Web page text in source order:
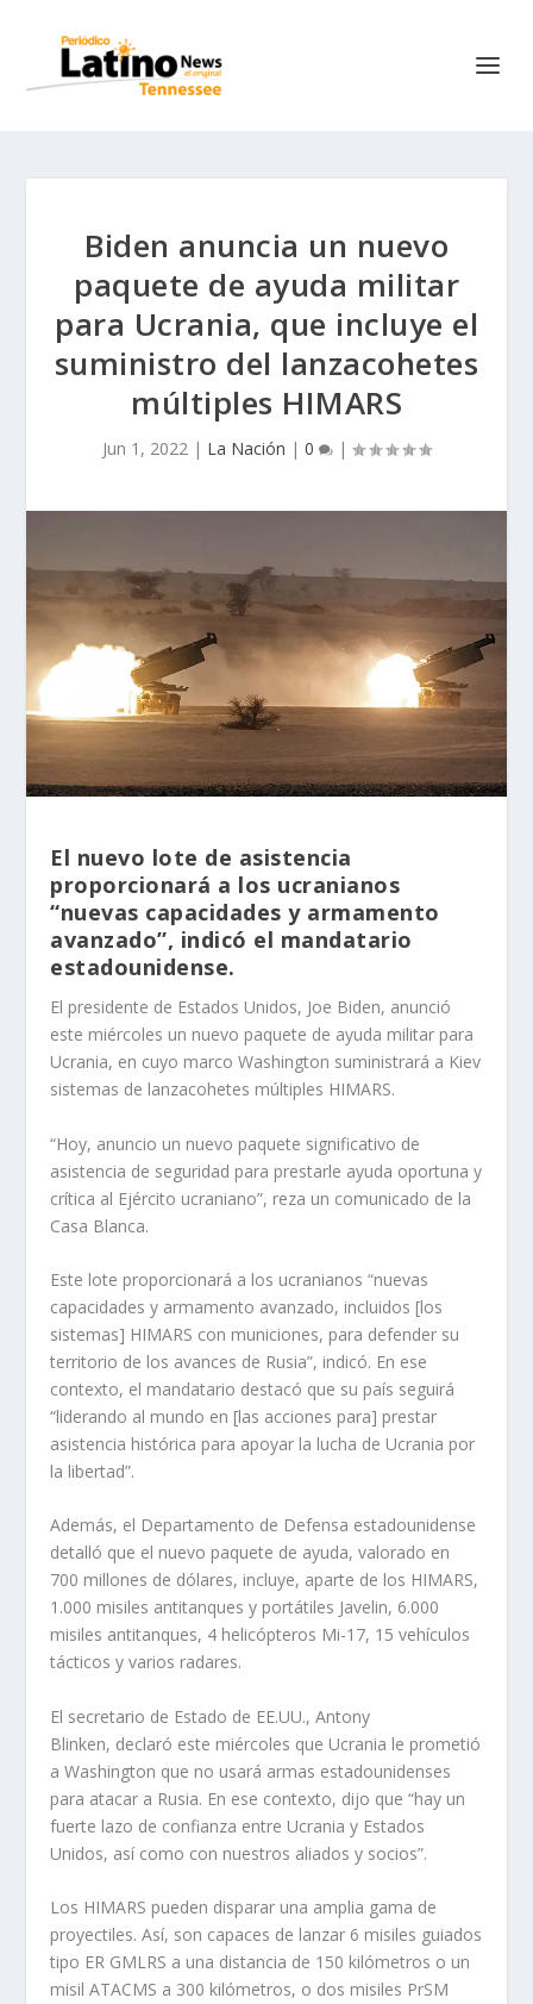
Biden anuncia un nuevo
paquete de ayuda militar
para Ucrania, que incluye el
suministro del lanzacohetes
múltiples HIMARS
Jun 1, 2022 | La Nación | 0 |
El nuevo lote de asistencia
proporcionará a los ucranianos
“nuevas capacidades y armamento
avanzado”, indicó el mandatario
estadounidense.
El presidente de Estados Unidos, Joe Biden, anunció
este miércoles un nuevo paquete de ayuda militar para
Ucrania, en cuyo marco Washington suministrará a Kiev
sistemas de lanzacohetes múltiples HIMARS.
“Hoy, anuncio un nuevo paquete significativo de
asistencia de seguridad para prestarle ayuda oportuna y
crítica al Ejército ucraniano”, reza un comunicado de la
Casa Blanca.
Este lote proporcionará a los ucranianos “nuevas
capacidades y armamento avanzado, incluidos [los
sistemas] HIMARS con municiones, para defender su
territorio de los avances de Rusia”, indicó. En ese
contexto, el mandatario destacó que su país seguirá
“liderando al mundo en [las acciones para] prestar
asistencia histórica para apoyar la lucha de Ucrania por
la libertad”.
Además, el Departamento de Defensa estadounidense
detalló que el nuevo paquete de ayuda, valorado en
700 millones de dólares, incluye, aparte de los HIMARS,
1.000 misiles antitanques y portátiles Javelin, 6.000
misiles antitanques, 4 helicópteros Mi-17, 15 vehículos
tácticos y varios radares.
El secretario de Estado de EE.UU., Antony
Blinken, declaró este miércoles que Ucrania le prometió
a Washington que no usará armas estadounidenses
para atacar a Rusia. En ese contexto, dijo que “hay un
fuerte lazo de confianza entre Ucrania y Estados
Unidos, así como con nuestros aliados y socios”.
Los HIMARS pueden disparar una amplia gama de
proyectiles. Así, son capaces de lanzar 6 misiles guiados
tipo ER GMLRS a una distancia de 150 kilómetros o un
misil ATACMS a 300 kilómetros, o dos misiles PrSM